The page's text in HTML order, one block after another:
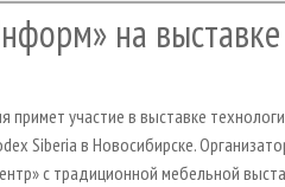
на
примет участие в выставке
Siberia в Новосибирске.
с традиционной мебельной